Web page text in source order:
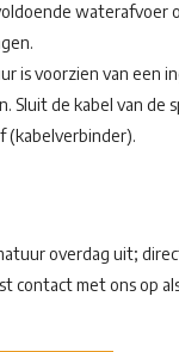
waterafvoer
is voorzien van een
Sluit de kabel van
(kabelverbinder).
overdag uit;
contact met ons op